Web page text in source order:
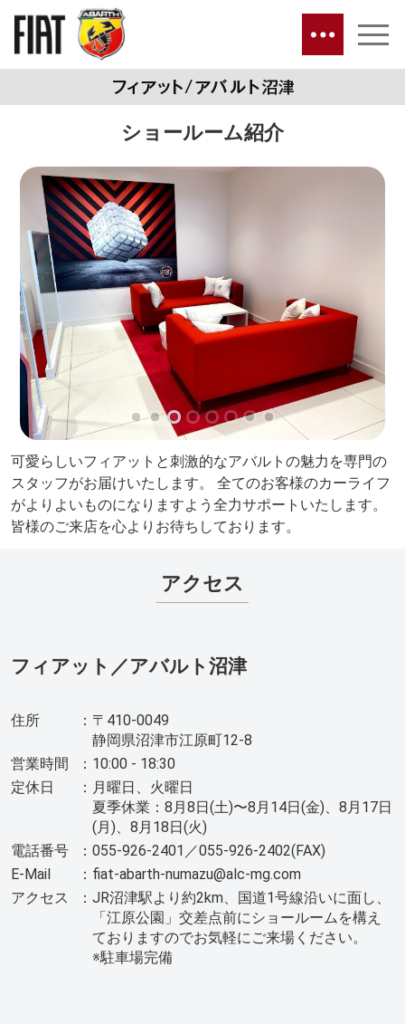
ショールーム紹介
可愛らしいフィアットと刺激的なアバルトの魅力を専門の
スタッフがお届けいたします。 全てのお客様のカーライフ
がよりよいものになりますよう全力サポートいたします。
皆様のご来店を心よりお待ちしております。
アクセス
フィアット／アバルト沼津
住所 ： 〒410-0049
静岡県沼津市江原町12-8
営業時間
： 10:00 - 18:30
定休日
： 月曜日、火曜日
夏季休業：8月8日(土)〜8月14日(金)、8月17日
(月)、8月18日(火)
電話番号
： 055-926-2401／055-926-2402(FAX)
E-Mail
： fiat-abarth-numazu@alc-mg.com
アクセス
： JR沼津駅より約2km、国道1号線沿いに面し、
「江原公園」交差点前にショールームを構え
ておりますのでお気軽にご来場ください。
※駐車場完備